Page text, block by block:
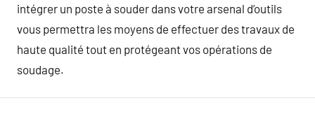
intégrer un poste à souder dans votre arsenal d’outils
vous permettra les moyens de effectuer des travaux de
haute qualité tout en protégeant vos opérations de
soudage.